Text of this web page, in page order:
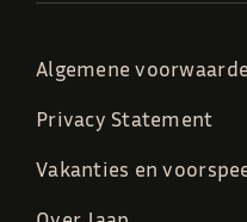
Algemene
Privacy Statement
Vakanties en